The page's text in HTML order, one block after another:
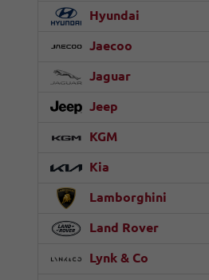
Hyundai
Jaecoo
Jaguar
Jeep
KGM
Kia
Lamborghini
Land Rover
Lynk & Co